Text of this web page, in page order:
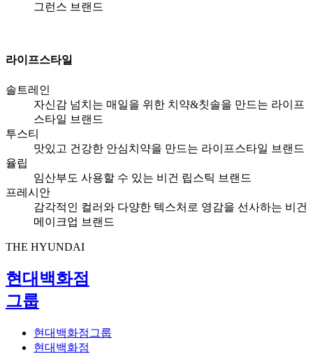
그런스 브랜드
라이프스타일
솔트레인
자신감 넘치는 매일을 위한 치약&칫솔을 만드는 라이프
스타일 브랜드
투스티
맛있고 건강한 안심치약을 만드는 라이프스타일 브랜드
율립
임산부도 사용할 수 있는 비건 립스틱 브랜드
프레시안
감각적인 컬러와 다양한 텍스처로 영감을 선사하는 비건
메이크업 브랜드
THE HYUNDAI
현대백화점
그룹
현대백화점그룹
현대백화점